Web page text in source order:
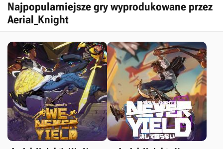
Najpopularniejsze gry wyprodukowane przez
Aerial_Knight